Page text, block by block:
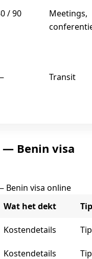
/ 90
Meetings,
Transit
Benin visa
Benin visa online
Wat het dekt Tip
Kostendetails Tip
Kostendetails Tip